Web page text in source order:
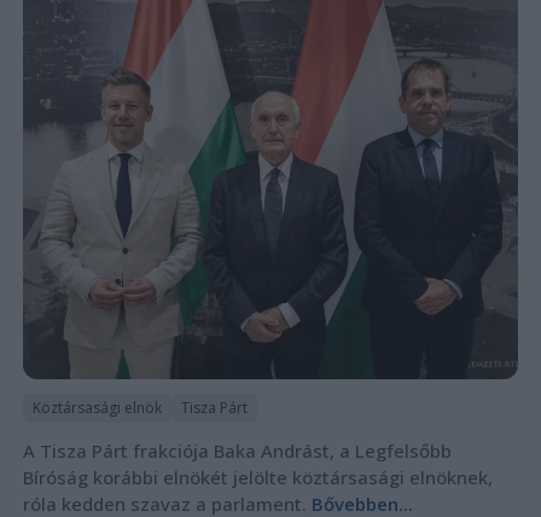
Köztársasági elnök Tisza Párt
A Tisza Párt frakciója Baka Andrást, a Legfelsőbb
Bíróság korábbi elnökét jelölte köztársasági elnöknek,
róla kedden szavaz a parlament. Bővebben...